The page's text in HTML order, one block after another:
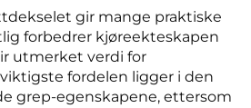
gir mange praktiske
forbedrer kjøreekteskapen
utmerket verdi for
fordelen ligger i den
grep-egenskapene, ettersom